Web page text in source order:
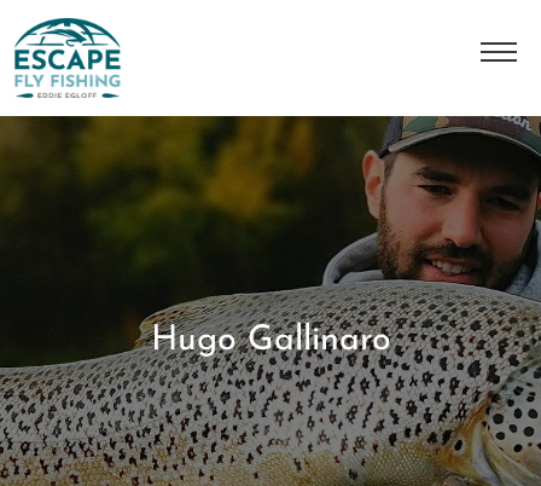
L'histoire
Nos séjours
Contact
Hugo Gallinaro